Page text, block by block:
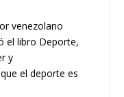
venezolano
el libro Deporte,
y
el deporte es